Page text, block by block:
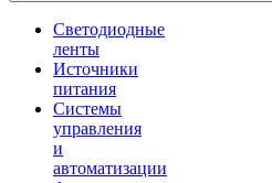
Светодиодные
ленты
Источники
питания
Системы
управления
и
автоматизации